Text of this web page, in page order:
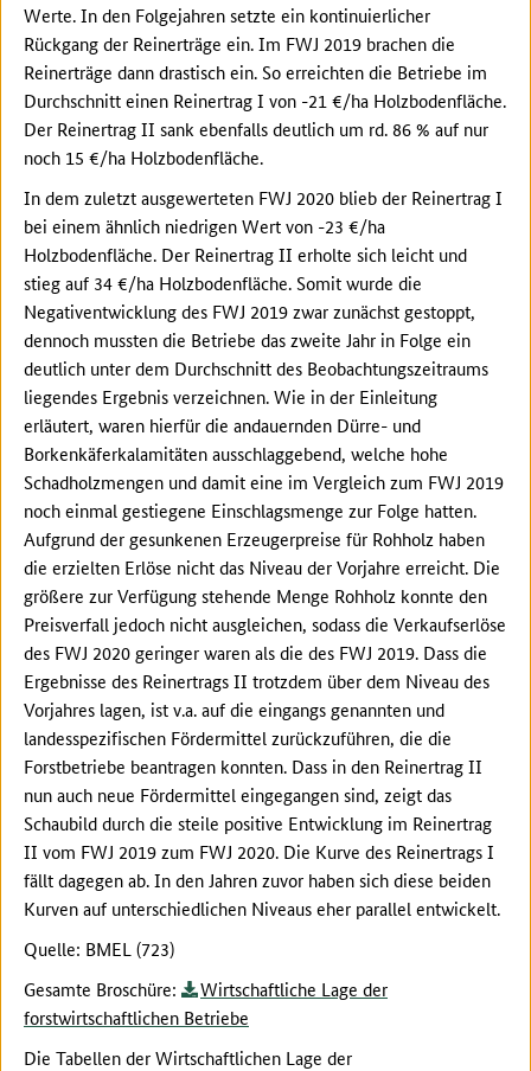
Werte. In den Folgejahren setzte ein kontinuierlicher
Rückgang der Reinerträge ein. Im FWJ 2019 brachen die
Reinerträge dann drastisch ein. So erreichten die Betriebe im
Durchschnitt einen Reinertrag I von -21 €/ha Holzbodenfläche.
Der Reinertrag II sank ebenfalls deutlich um rd. 86 % auf nur
noch 15 €/ha Holzbodenfläche.
In dem zuletzt ausgewerteten FWJ 2020 blieb der Reinertrag I
bei einem ähnlich niedrigen Wert von -23 €/ha
Holzbodenfläche. Der Reinertrag II erholte sich leicht und
stieg auf 34 €/ha Holzbodenfläche. Somit wurde die
Negativentwicklung des FWJ 2019 zwar zunächst gestoppt,
dennoch mussten die Betriebe das zweite Jahr in Folge ein
deutlich unter dem Durchschnitt des Beobachtungszeitraums
liegendes Ergebnis verzeichnen. Wie in der Einleitung
erläutert, waren hierfür die andauernden Dürre- und
Borkenkäferkalamitäten ausschlaggebend, welche hohe
Schadholzmengen und damit eine im Vergleich zum FWJ 2019
noch einmal gestiegene Einschlagsmenge zur Folge hatten.
Aufgrund der gesunkenen Erzeugerpreise für Rohholz haben
die erzielten Erlöse nicht das Niveau der Vorjahre erreicht. Die
größere zur Verfügung stehende Menge Rohholz konnte den
Preisverfall jedoch nicht ausgleichen, sodass die Verkaufserlöse
des FWJ 2020 geringer waren als die des FWJ 2019. Dass die
Ergebnisse des Reinertrags II trotzdem über dem Niveau des
Vorjahres lagen, ist v.a. auf die eingangs genannten und
landesspezifischen Fördermittel zurückzuführen, die die
Forstbetriebe beantragen konnten. Dass in den Reinertrag II
nun auch neue Fördermittel eingegangen sind, zeigt das
Schaubild durch die steile positive Entwicklung im Reinertrag
II vom FWJ 2019 zum FWJ 2020. Die Kurve des Reinertrags I
fällt dagegen ab. In den Jahren zuvor haben sich diese beiden
Kurven auf unterschiedlichen Niveaus eher parallel entwickelt.
Quelle: BMEL (723)
Gesamte Broschüre:
Wirtschaftliche Lage der
forstwirtschaftlichen Betriebe
Die Tabellen der Wirtschaftlichen Lage der